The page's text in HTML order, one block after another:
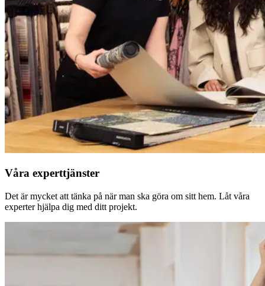
Våra experttjänster
Det är mycket att tänka på när man ska göra om sitt hem. Låt våra
experter hjälpa dig med ditt projekt.